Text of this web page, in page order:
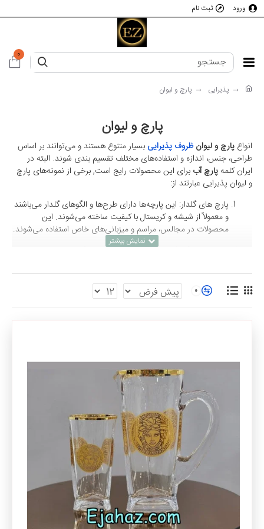
ورود ثبت نام
0
پذیرایی پارچ و لیوان
پارچ و لیوان
انواع پارچ و لیوانظروف پذیرایی بسیار متنوع هستند و می‌توانند بر اساس
طراحی، جنس، اندازه و استفاده‌های مختلف تقسیم‌ بندی شوند. البته در
ایران کلمه پارچ آب برای این محصولات رایج است, برخی از نمونه‌های پارچ
و لیوان پذیرایی عبارتند از:
پارچ های گلدار: این پارچه‌ها دارای طرح‌ها و الگوهای گلدار می‌باشند
و معمولاً از شیشه و کریستال با کیفیت ساخته می‌شوند. این
محصولات در مجالس، مراسم و میزبانی‌های خاص استفاده می‌شوند.
پارچ های رنگارنگ: این نوع پارچه‌ها دارای رنگ‌های زنده و شاد
می‌شوند و برای میزبانی در مجالسی مانند جشن تولد و جشن‌های
فصلی مورد استفاده قرار می‌گیرند.
پارچ و لیوان پیرکس : این محصولات با توجه به سبک فانتزی و
اولین قدم در تعیین قیمت پارچ و لیوان عروس مشخص کردن نوع پارچ و
لیوان مصرفی است , باتوجه به شروع یک زندگی جدید شما حتما به سه نوع
از این محصول نیاز دارید.
پارچ و لیوان
دم دستی مصرفی روزانه
پارچ و لیوان مهمانی های دورهمی
پارچ و لیوان مجالس رسمی
در دسته بندی اول و دوم که در بالا نام برده شده است اگر به دنبال
جدیدترین پارچ و لیوان هستید, گزینه پیرکس در حال حاضر انتخاب مناسب
و دارای تنوع زیادی است , البته حتما این نکته را در نظر داشته باشید که
پارچ و لیوان پیرکس ظریف بوده و در نگهداری آن کمی باید دقت کنید و
هنگام خرید آنلاین حتما از فروشگاه های اینترنتی معتبر خرید نمایید تا
محصول سالم و بدون شکستگی ارسال شود , پارچ ولیوان پیرکس قبل از
0